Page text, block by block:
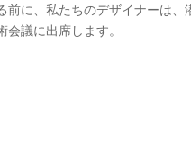
に、私たちのデザイナーは
議に出席します。